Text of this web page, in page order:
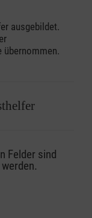
ausgebildet.
zu
Felder sind